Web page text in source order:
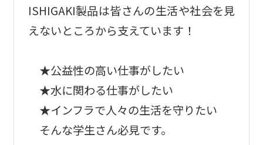
ISHIGAKI製品は皆さんの生活や社会を見
えないところから支えています！
★公益性の高い仕事がしたい
★水に関わる仕事がしたい
★インフラで人々の生活を守りたい
そんな学生さん必見です。